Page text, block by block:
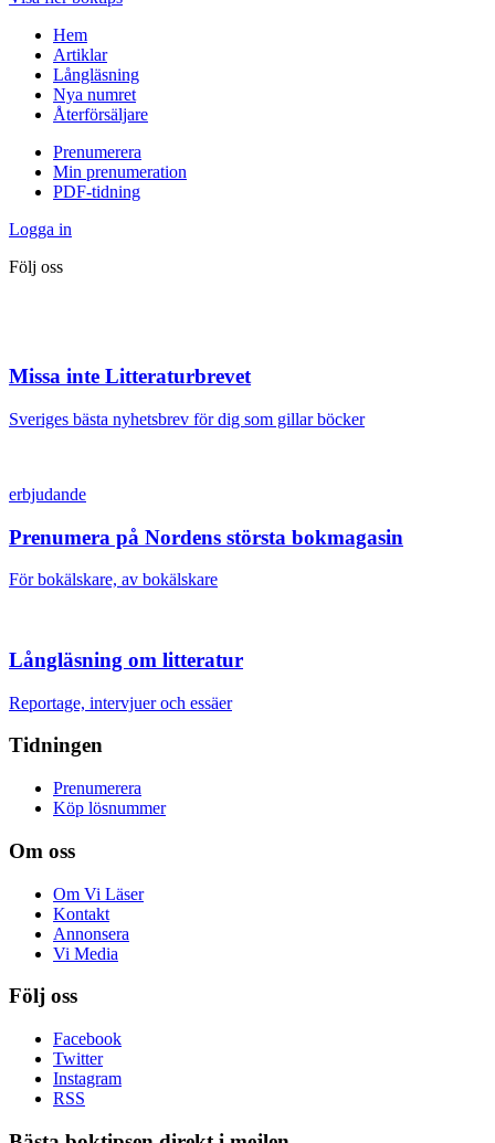
Hem
Artiklar
Långläsning
Nya numret
Återförsäljare
Prenumerera
Min prenumeration
PDF-tidning
Logga in
Följ oss
Missa inte Litteraturbrevet
Sveriges bästa nyhetsbrev för dig som gillar böcker
erbjudande
Prenumera på Nordens största bokmagasin
För bokälskare, av bokälskare
Långläsning om litteratur
Reportage, intervjuer och essäer
Tidningen
Prenumerera
Köp lösnummer
Om oss
Om Vi Läser
Kontakt
Annonsera
Vi Media
Följ oss
Facebook
Twitter
Instagram
RSS